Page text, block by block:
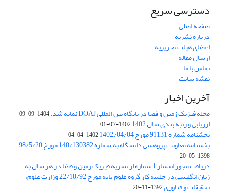
دسترسی سریع
صفحه اصلی
درباره نشریه
اعضای هیات تحریریه
ارسال مقاله
تماس با ما
نقشه سایت
آخرین اخبار
مجله فیزیک زمین و فضا در پایگاه بین المللی DOAJ نمایه شد. 1404-09-09
ارزیابی و رتبه بندی سال 1402 1402-07-01
بخشنامه شماره 91131 مورخ 1402/04/04 1402-04-04
بخشنامه معاونت پژوهشی دانشگاه به شماره 140/130382 مورخ 98/5/20
1398-05-20
دریافت مجوز انتشار 1 شماره از نشریه فیزیک زمین و فضا در هر سال به
زبان انگلیسی در جلسه کار گروه علوم پایه مورخ 22/10/92 وزارت علوم،
تحقیقات و فناوری1392-11-20